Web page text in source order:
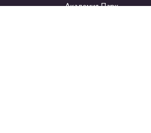
Академия Парк